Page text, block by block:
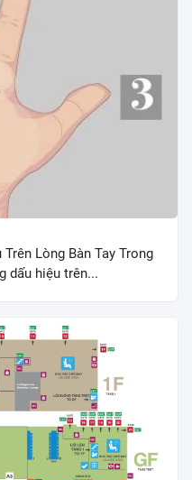
Lòng Bàn Tay Trong
dấu hiệu trên...